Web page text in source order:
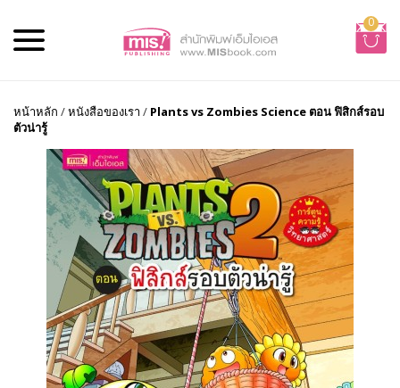
0
หน้าหลัก /หนังสือของเรา / Plants vs Zombies Science ตอน ฟิสิกส์รอบ
ตัวน่ารู้